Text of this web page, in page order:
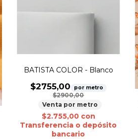
BATISTA COLOR - Blanco
$2755,00 por metro
$2900,00
Venta por metro
$2.755,00 con
Transferencia o depósito
bancario